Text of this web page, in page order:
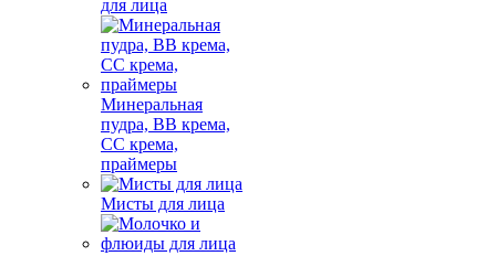
для лица
Минеральная
пудра, BB крема,
СС крема,
праймеры
Мисты для лица